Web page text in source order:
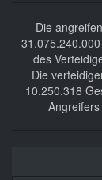
Die
des
Die
10.250.318